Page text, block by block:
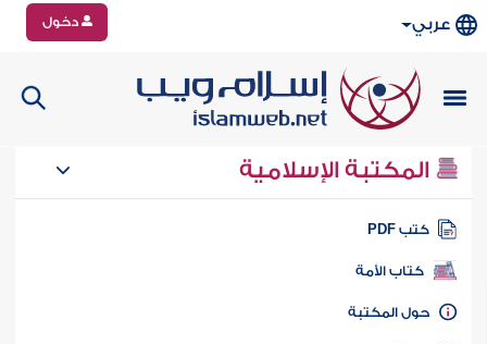
عربي دخول
المكتبة الإسلامية
كتب PDF
كتاب الأمة